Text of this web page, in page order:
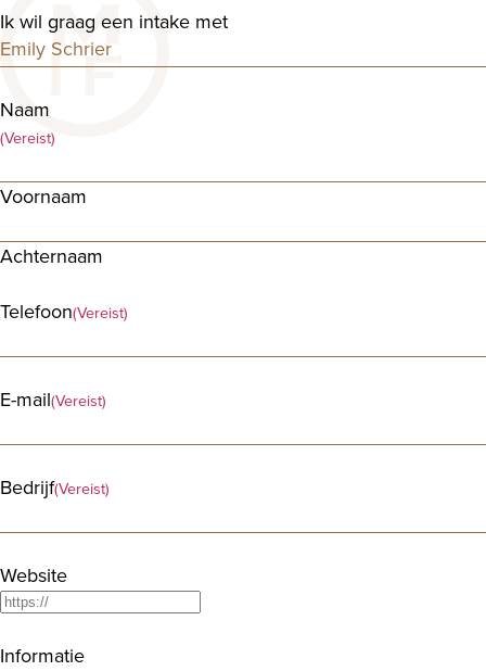
Ik wil graag een intake met
Naam
(Vereist)
Voornaam
Achternaam
Telefoon(Vereist)
E-mail(Vereist)
Bedrijf(Vereist)
Website
Informatie